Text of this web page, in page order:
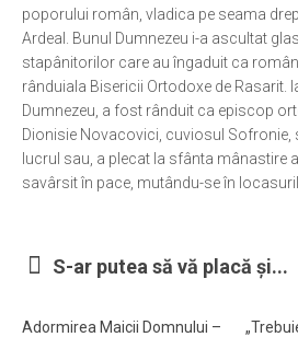
poporului român, vladica pe seama
Ardeal. Bunul Dumnezeu i-a ascultat
stapânitorilor care au îngaduit ca
rânduiala Bisericii Ortodoxe de Rasarit.
Dumnezeu, a fost rânduit ca episcop
Dionisie Novacovici, cuviosul
lucrul sau, a plecat la sfânta mânastire
savârsit în pace, mutându-se în
S-ar putea să vă placă și...
Adormirea Maicii Domnului –